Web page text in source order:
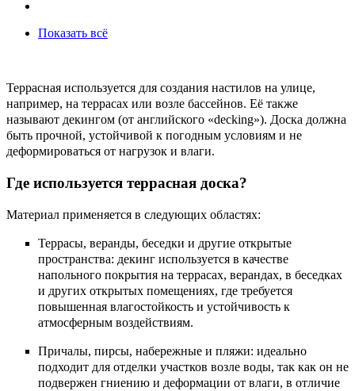
Показать всё
Террасная используется для создания настилов на улице,
например, на террасах или возле бассейнов. Её также
называют декингом (от английского «decking»). Доска должна
быть прочной, устойчивой к погодным условиям и не
деформироваться от нагрузок и влаги.
Где используется террасная доска?
Материал применяется в следующих областях:
Террасы, веранды, беседки и другие открытые
пространства: декинг используется в качестве
напольного покрытия на террасах, верандах, в беседках
и других открытых помещениях, где требуется
повышенная влагостойкость и устойчивость к
атмосферным воздействиям.
Причалы, пирсы, набережные и пляжи: идеально
подходит для отделки участков возле воды, так как он не
подвержен гниению и деформации от влаги, в отличие